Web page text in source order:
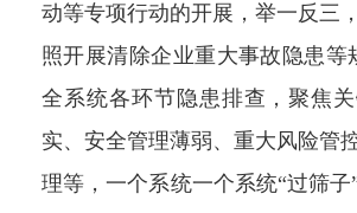
动等专项行动的开展，举一反三
照开展清除企业重大事故隐患等
全系统各环节隐患排查，聚焦
实、安全管理薄弱、重大风险管
理等，一个系统一个系统“过筛子